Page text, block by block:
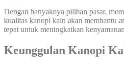
Dengan banyaknya pilihan pasar,
kualitas kanopi kain akan membantu
tepat untuk meningkatkan
Keunggulan Kanopi